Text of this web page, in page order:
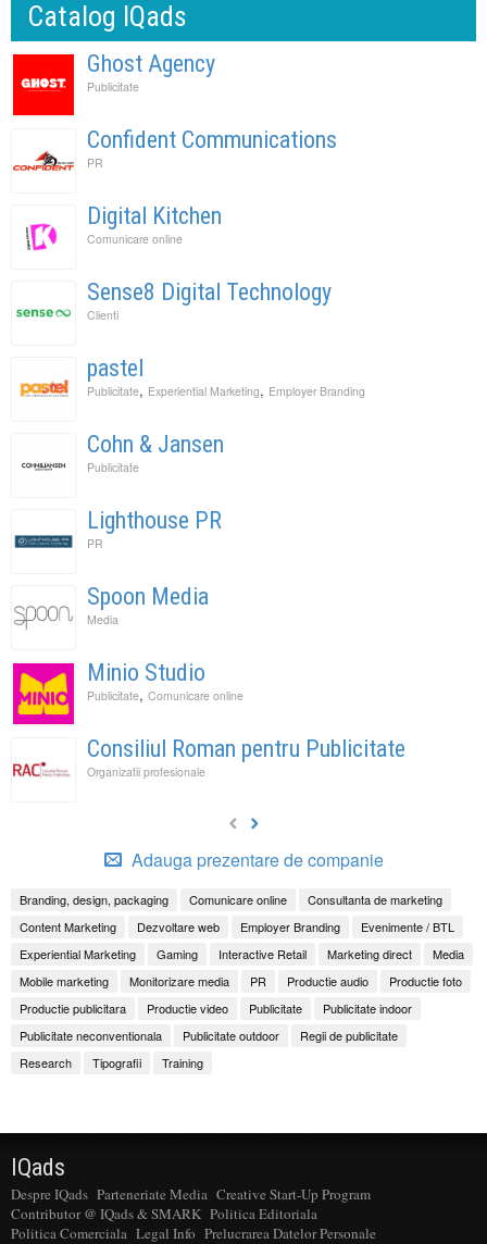
Catalog IQads
Ghost Agency
Publicitate
Confident Communications
PR
Digital Kitchen
Comunicare online
Sense8 Digital Technology
Clienti
pastel
Publicitate, Experiential Marketing, Employer Branding
Cohn & Jansen
Publicitate
Lighthouse PR
PR
Spoon Media
Media
Minio Studio
Publicitate, Comunicare online
Consiliul Roman pentru Publicitate
Organizatii profesionale
Adauga prezentare de companie
Branding, design, packaging Comunicare online
Consultanta de marketing
Content Marketing
Dezvoltare web Employer Branding
Evenimente / BTL
Experiential Marketing
Gaming Interactive Retail Marketing direct
Media
Mobile marketing
Monitorizare media PR Productie audio
Productie foto
Productie publicitara
Productie video Publicitate
Publicitate indoor
Publicitate neconventionala
Publicitate outdoor
Regii de publicitate
Research
Tipografii Training
IQads
Despre IQads Parteneriate Media Creative Start-Up Program
Contributor @ IQads & SMARK Politica Editoriala
Politica Comerciala Legal Info Prelucrarea Datelor Personale